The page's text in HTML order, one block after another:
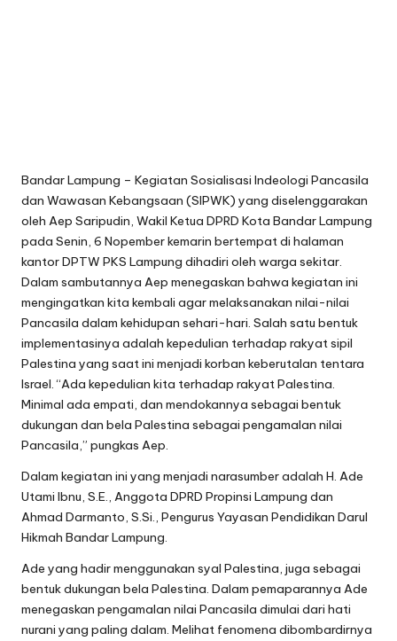
Bandar Lampung – Kegiatan Sosialisasi Indeologi Pancasila
dan Wawasan Kebangsaan (SIPWK) yang diselenggarakan
oleh Aep Saripudin, Wakil Ketua DPRD Kota Bandar Lampung
pada Senin, 6 Nopember kemarin bertempat di halaman
kantor DPTW PKS Lampung dihadiri oleh warga sekitar.
Dalam sambutannya Aep menegaskan bahwa kegiatan ini
mengingatkan kita kembali agar melaksanakan nilai-nilai
Pancasila dalam kehidupan sehari-hari. Salah satu bentuk
implementasinya adalah kepedulian terhadap rakyat sipil
Palestina yang saat ini menjadi korban keberutalan tentara
Israel. “Ada kepedulian kita terhadap rakyat Palestina.
Minimal ada empati, dan mendokannya sebagai bentuk
dukungan dan bela Palestina sebagai pengamalan nilai
Pancasila,” pungkas Aep.
Dalam kegiatan ini yang menjadi narasumber adalah H. Ade
Utami Ibnu, S.E., Anggota DPRD Propinsi Lampung dan
Ahmad Darmanto, S.Si., Pengurus Yayasan Pendidikan Darul
Hikmah Bandar Lampung.
Ade yang hadir menggunakan syal Palestina, juga sebagai
bentuk dukungan bela Palestina. Dalam pemaparannya Ade
menegaskan pengamalan nilai Pancasila dimulai dari hati
nurani yang paling dalam. Melihat fenomena dibombardirnya